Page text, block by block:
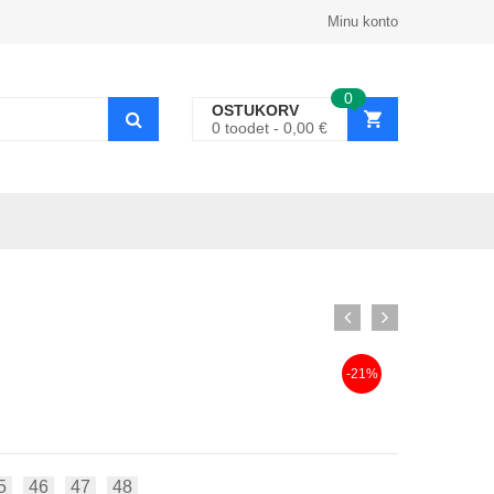
Minu konto
0
OSTUKORV
0 toodet 0,00 €
-21%
46 47 48